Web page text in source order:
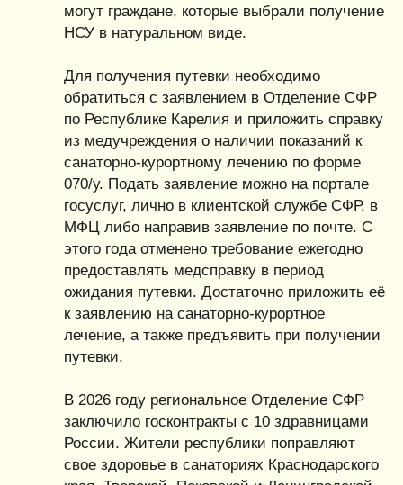
могут граждане, которые выбрали получение
НСУ в натуральном виде.
Для получения путевки необходимо
обратиться с заявлением в Отделение СФР
по Республике Карелия и приложить справку
из медучреждения о наличии показаний к
санаторно-курортному лечению по форме
070/у. Подать заявление можно на портале
госуслуг, лично в клиентской службе СФР, в
МФЦ либо направив заявление по почте. С
этого года отменено требование ежегодно
предоставлять медсправку в период
ожидания путевки. Достаточно приложить её
к заявлению на санаторно-курортное
лечение, а также предъявить при получении
путевки.
В 2026 году региональное Отделение СФР
заключило госконтракты с 10 здравницами
России. Жители республики поправляют
свое здоровье в санаториях Краснодарского